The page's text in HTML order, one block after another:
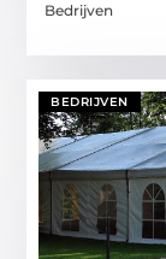
Bedrijven
BEDRIJVEN